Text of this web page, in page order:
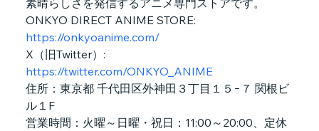
素晴らしさを発信するアニメ専門ストアです。
ONKYO DIRECT ANIME STORE:
https://onkyoanime.com/
X（旧Twitter）:
https://twitter.com/ONKYO_ANIME
住所：東京都 千代田区外神田３丁目１５−７ 関根ビ
ル１F
営業時間：火曜～日曜・祝日：11:00～20:00、定休